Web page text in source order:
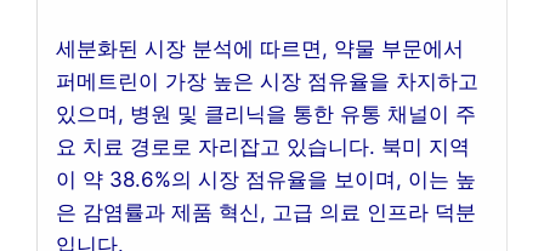
세분화된 시장 분석에 따르면, 약물 부문에서
퍼메트린이 가장 높은 시장 점유율을 차지하고
있으며, 병원 및 클리닉을 통한 유통 채널이 주
요 치료 경로로 자리잡고 있습니다. 북미 지역
이 약 38.6%의 시장 점유율을 보이며, 이는 높
은 감염률과 제품 혁신, 고급 의료 인프라 덕분
입니다.